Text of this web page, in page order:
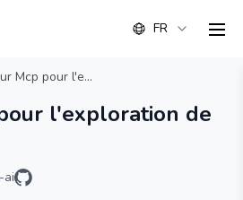
FR
Mcp pour l'e...
l'exploration de
ai
Détail Alternative